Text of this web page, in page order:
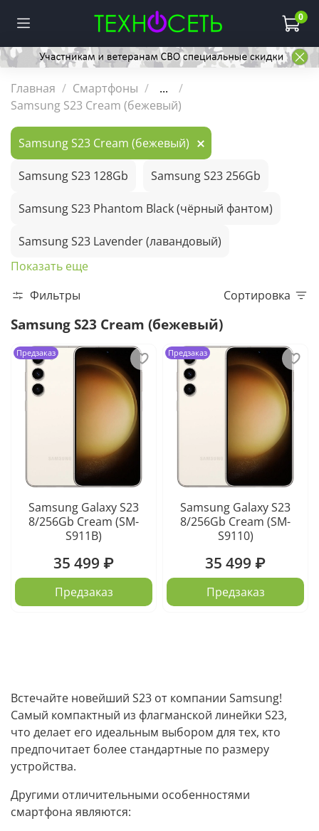
0
Главная Смартфоны
...
Samsung S23 Cream (бежевый)
Samsung S23 Cream (бежевый)
Samsung S23 128Gb Samsung S23 256Gb
Samsung S23 Phantom Black (чёрный фантом)
Samsung S23 Lavender (лавандовый)
Показать еще
Фильтры
Сортировка
Samsung S23 Cream (бежевый)
Предзаказ
Samsung Galaxy S23
8/256Gb Cream (SM-
S911B)
35 499 ₽
Предзаказ
Предзаказ
Samsung Galaxy S23
8/256Gb Cream (SM-
S9110)
35 499 ₽
Предзаказ
Встечайте новейший S23 от компании Samsung!
Самый компактный из флагманской линейки S23,
что делает его идеальным выбором для тех, кто
предпочитает более стандартные по размеру
устройства.
Другими отличительными особенностями
смартфона являются: